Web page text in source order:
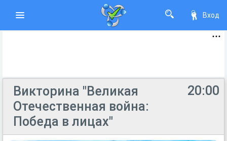
Вход
20:00
Викторина "Великая
Отечественная война:
Победа в лицах"